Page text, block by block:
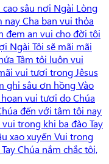
sâu nơi Ngài Lòng
Cha ban vui thỏa
đem an vui cho đời tôi
Ngài Tôi sẽ mãi mãi
Tâm tôi luôn vui
vui tươi trong Jêsus
ghi sâu ơn hồng Vào
vui tươi do Chúa
đến với tâm tôi nay
trong khi ba đào Tay
xao xuyến Vui trong
Chúa nắm chắc tôi,